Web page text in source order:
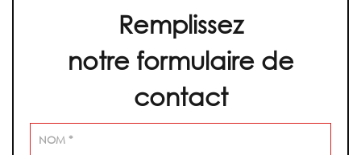
Remplissez
notre formulaire de
contact